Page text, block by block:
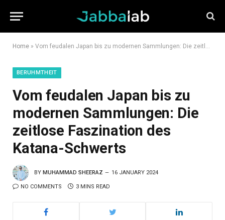
Home » Vom feudalen Japan bis zu modernen Sammlungen: Die zeitlose Faszination des Katana-Schwerts
BERUHMTHEIT
Vom feudalen Japan bis zu
modernen Sammlungen: Die
zeitlose Faszination des
Katana-Schwerts
BY MUHAMMAD SHEERAZ 16 JANUARY 2024
NO COMMENTS 3 MINS READ